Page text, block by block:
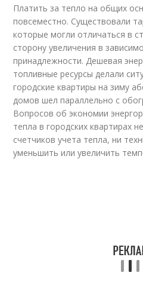
Платить за тепло на общих
повсеместно. Существовали
которые могли отличаться в
сторону увеличения в
принадлежности. Дешевая
топливные ресурсы делали
городские квартиры на зиму
домов шел параллельно с
Вопросов об экономии
тепла в городских квартирах
счетчиков учета тепла, ни
уменьшить или увеличить